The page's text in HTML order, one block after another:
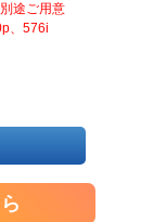
途ご用意
、576i